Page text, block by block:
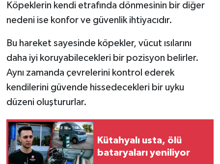
Köpeklerin kendi etrafında dönmesinin bir diğer
nedeni ise konfor ve güvenlik ihtiyacıdır.
Bu hareket sayesinde köpekler, vücut ısılarını
daha iyi koruyabilecekleri bir pozisyon belirler.
Aynı zamanda çevrelerini kontrol ederek
kendilerini güvende hissedecekleri bir uyku
düzeni oluştururlar.
Kütahyalı usta, ölü
bataryaları yeniliyor